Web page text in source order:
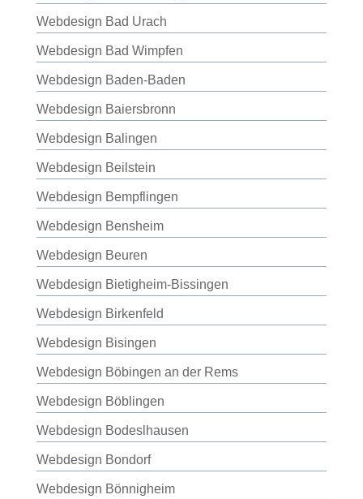
Webdesign Bad Urach
Webdesign Bad Wimpfen
Webdesign Baden-Baden
Webdesign Baiersbronn
Webdesign Balingen
Webdesign Beilstein
Webdesign Bempflingen
Webdesign Bensheim
Webdesign Beuren
Webdesign Bietigheim-Bissingen
Webdesign Birkenfeld
Webdesign Bisingen
Webdesign Böbingen an der Rems
Webdesign Böblingen
Webdesign Bodeslhausen
Webdesign Bondorf
Webdesign Bönnigheim